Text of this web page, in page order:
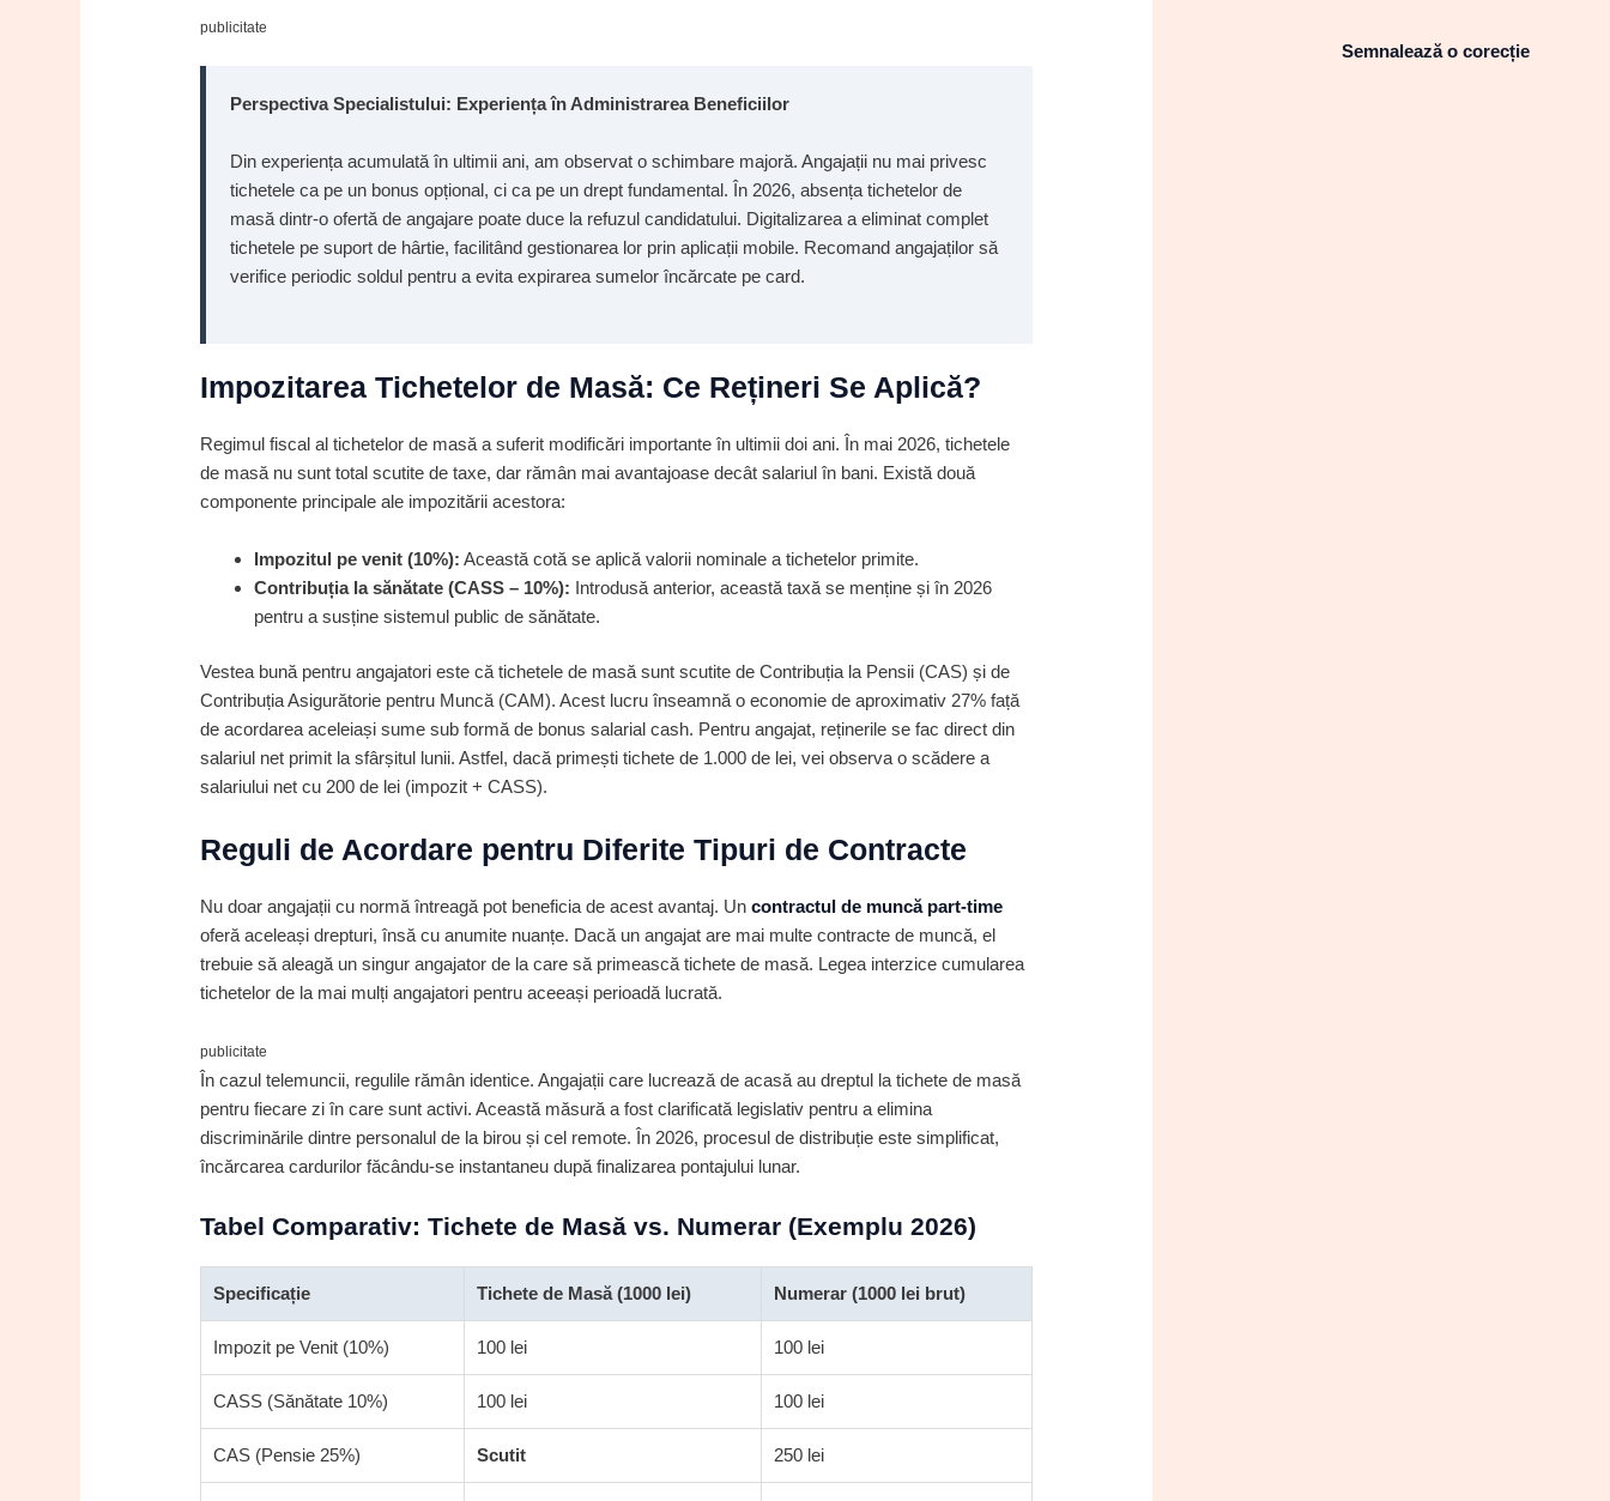
publicitate
Perspectiva Specialistului: Experiența în Administrarea Beneficiilor
Din experiența acumulată în ultimii ani, am observat o schimbare majoră. Angajații nu mai privesc
tichetele ca pe un bonus opțional, ci ca pe un drept fundamental. În 2026, absența tichetelor de
masă dintr-o ofertă de angajare poate duce la refuzul candidatului. Digitalizarea a eliminat complet
tichetele pe suport de hârtie, facilitând gestionarea lor prin aplicații mobile. Recomand angajaților să
verifice periodic soldul pentru a evita expirarea sumelor încărcate pe card.
Impozitarea Tichetelor de Masă: Ce Rețineri Se Aplică?
Regimul fiscal al tichetelor de masă a suferit modificări importante în ultimii doi ani. În mai 2026, tichetele
de masă nu sunt total scutite de taxe, dar rămân mai avantajoase decât salariul în bani. Există două
componente principale ale impozitării acestora:
Impozitul pe venit (10%): Această cotă se aplică valorii nominale a tichetelor primite.
Contribuția la sănătate (CASS – 10%): Introdusă anterior, această taxă se menține și în 2026
pentru a susține sistemul public de sănătate.
Vestea bună pentru angajatori este că tichetele de masă sunt scutite de Contribuția la Pensii (CAS) și de
Contribuția Asigurătorie pentru Muncă (CAM). Acest lucru înseamnă o economie de aproximativ 27% față
de acordarea aceleiași sume sub formă de bonus salarial cash. Pentru angajat, reținerile se fac direct din
salariul net primit la sfârșitul lunii. Astfel, dacă primești tichete de 1.000 de lei, vei observa o scădere a
salariului net cu 200 de lei (impozit + CASS).
Reguli de Acordare pentru Diferite Tipuri de Contracte
Nu doar angajații cu normă întreagă pot beneficia de acest avantaj. Uncontractul de muncă part-time
oferă aceleași drepturi, însă cu anumite nuanțe. Dacă un angajat are mai multe contracte de muncă, el
trebuie să aleagă un singur angajator de la care să primească tichete de masă. Legea interzice cumularea
tichetelor de la mai mulți angajatori pentru aceeași perioadă lucrată.
publicitate
În cazul telemuncii, regulile rămân identice. Angajații care lucrează de acasă au dreptul la tichete de masă
pentru fiecare zi în care sunt activi. Această măsură a fost clarificată legislativ pentru a elimina
discriminările dintre personalul de la birou și cel remote. În 2026, procesul de distribuție este simplificat,
încărcarea cardurilor făcându-se instantaneu după finalizarea pontajului lunar.
Tabel Comparativ: Tichete de Masă vs. Numerar (Exemplu 2026)
Specificație Tichete de Masă (1000 lei) Numerar (1000 lei brut)
Impozit pe Venit (10%) 100 lei 100 lei
CASS (Sănătate 10%) 100 lei 100 lei
CAS (Pensie 25%) Scutit 250 lei
Semnalează o corecție